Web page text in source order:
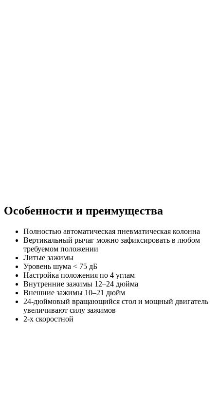
Особенности и преимущества
Полностью автоматическая пневматическая колонна
Вертикальный рычаг можно зафиксировать в любом
требуемом положении
Литые зажимы
Уровень шума < 75 дБ
Настройка положения по 4 углам
Внутренние зажимы 12–24 дюйма
Внешние зажимы 10–21 дюйм
24-дюймовый вращающийся стол и мощный двигатель
увеличивают силу зажимов
2-х скоростной